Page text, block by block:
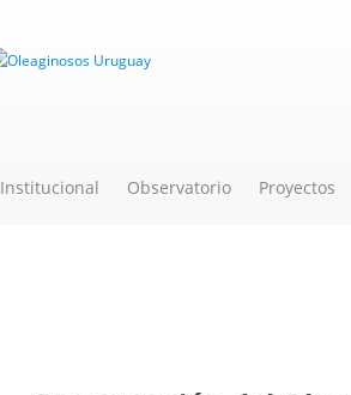
Institucional Observatorio Proyectos